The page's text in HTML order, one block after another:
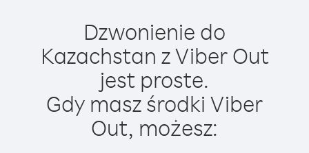
Dzwonienie do
Kazachstan z Viber Out
jest proste.
Gdy masz środki Viber
Out, możesz: